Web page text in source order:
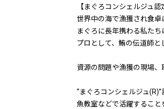
【まぐろコンシェルジュ認
世界中の海で漁獲され食卓
まぐろに長年携わる私た
プロとして、鮪の伝道師と
資源の問題や漁獲の現場
“まぐろコンシェルジュ
魚教室などで活躍すること